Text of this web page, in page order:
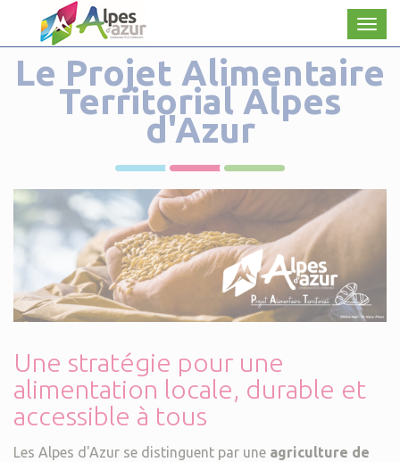
Le Projet Alimentaire
Territorial Alpes
d'Azur
Une stratégie pour une
alimentation locale, durable et
accessible à tous
Les Alpes d'Azur se distinguent par une agriculture de
Panneau de gestion des cookies